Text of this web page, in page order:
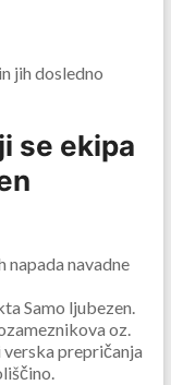
jih dosledno
se ekipa
napada navadne
Samo ljubezen.
oz.
prepričanja